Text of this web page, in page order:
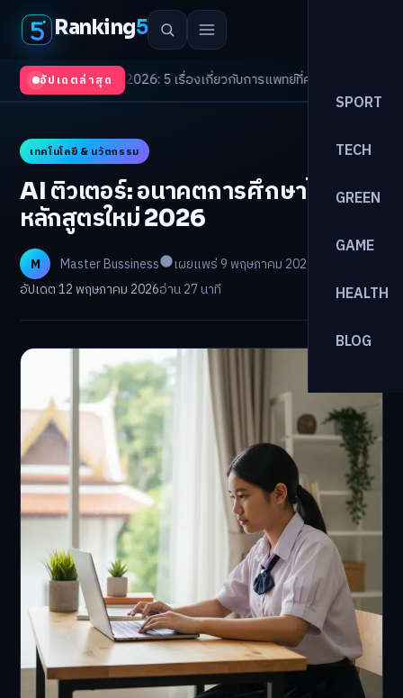
Ranking5
SPORT
TECH
GREEN
GAME
HEALTH
BLOG
อัปเดตล่าสุด
2026: 5 เรื่องเกี่ยวกับการแพทย์ที่ควรรู้/ดอกเบี้ยขาขึ้นรอบใหม่! จั
เทคโนโลยี & นวัตกรรม
AI ติวเตอร์: อนาคตการศึกษาไทย รับ
หลักสูตรใหม่ 2026
M Master Bussiness
เผยแพร่ 9 พฤษภาคม 2026
อัปเดต 12 พฤษภาคม 2026อ่าน 27 นาที